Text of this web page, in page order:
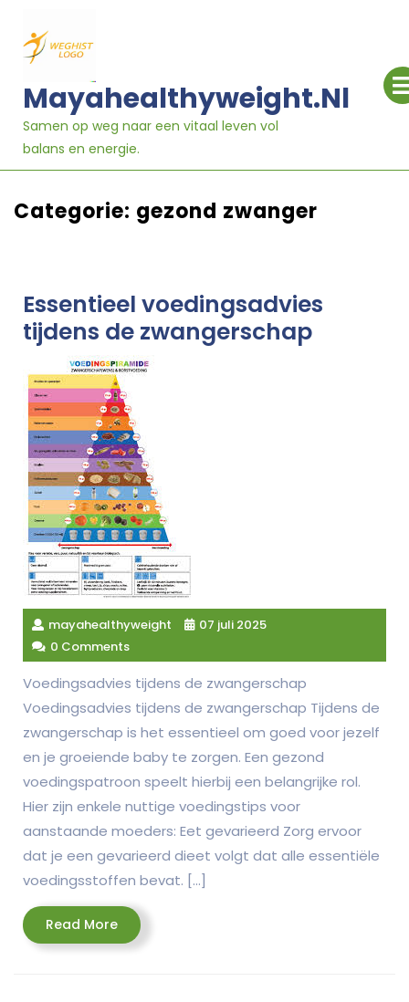
naar
inhoud
Mayahealthyweight.nl
Samen op weg naar een vitaal leven vol
balans en energie.
Categorie: gezond zwanger
Essentieel voedingsadvies
tijdens de zwangerschap
mayahealthyweight
07 juli 2025
0 Comments
Voedingsadvies tijdens de zwangerschap
Voedingsadvies tijdens de zwangerschap Tijdens de
zwangerschap is het essentieel om goed voor jezelf
en je groeiende baby te zorgen. Een gezond
voedingspatroon speelt hierbij een belangrijke rol.
Hier zijn enkele nuttige voedingstips voor
aanstaande moeders: Eet gevarieerd Zorg ervoor
dat je een gevarieerd dieet volgt dat alle essentiële
voedingsstoffen bevat. […]
Read MoreRead
More